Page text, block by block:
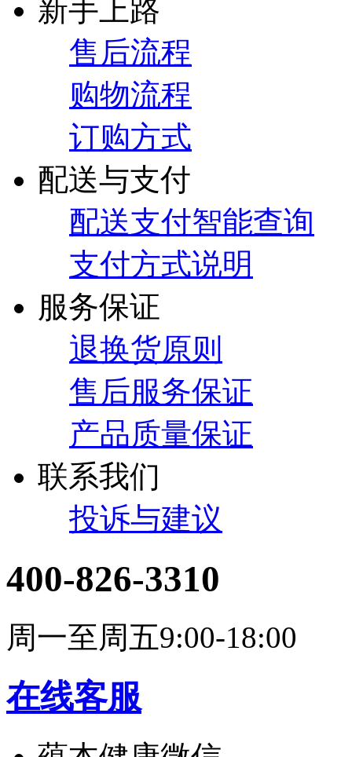
新手上路
售后流程
购物流程
订购方式
配送与支付
配送支付智能查询
支付方式说明
服务保证
退换货原则
售后服务保证
产品质量保证
联系我们
投诉与建议
400-826-3310
周一至周五9:00-18:00
在线客服